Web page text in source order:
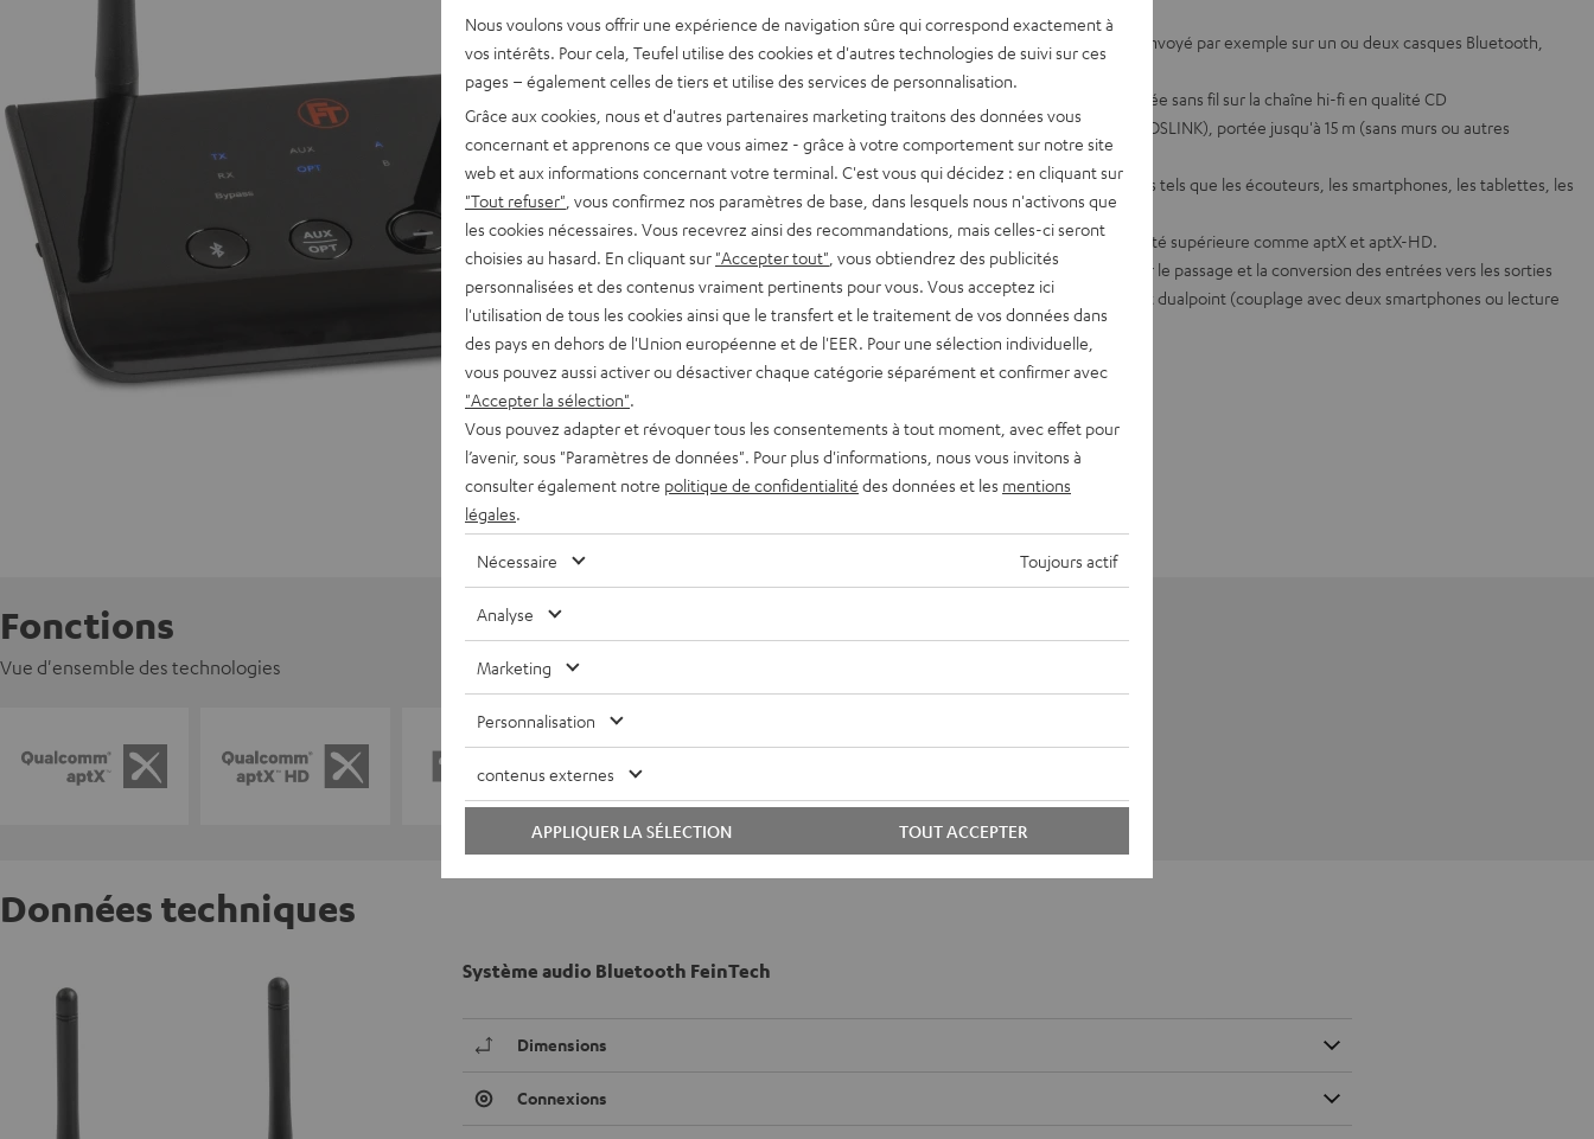
complets Bluetooth et barres de son Teufel
Le son de la télévision ou des jeux peut être envoyé par exemple sur un ou deux casques Bluetooth,
sans fil et en qualité CD
La musique d'un smartphone peut être envoyée sans fil sur la chaîne hi-fi en qualité CD
2 entrées et 2 sorties : jack 3,5 mm et SPDIF (TOSLINK), portée jusqu'à 15 m (sans murs ou autres
obstacles)
Supporte tous les appareils Bluetooth courants tels que les écouteurs, les smartphones, les tablettes, les
ordinateurs portables, etc.
Supporte également les codecs audio de qualité supérieure comme aptX et aptX-HD.
Transmission synchronisée, mode bypass pour le passage et la conversion des entrées vers les sorties
Prend en charge la fonctionnalité multipoint et dualpoint (couplage avec deux smartphones ou lecture
sur deux casques)
Fonctions
Vue d'ensemble des technologies
Données techniques
Système audio Bluetooth FeinTech
Dimensions
Connexions
Nous voulons vous offrir une expérience de navigation sûre qui correspond exactement à
vos intérêts. Pour cela, Teufel utilise des cookies et d'autres technologies de suivi sur ces
pages – également celles de tiers et utilise des services de personnalisation.
Grâce aux cookies, nous et d'autres partenaires marketing traitons des données vous
concernant et apprenons ce que vous aimez - grâce à votre comportement sur notre site
web et aux informations concernant votre terminal. C'est vous qui décidez : en cliquant sur
"Tout refuser" , vous confirmez nos paramètres de base, dans lesquels nous n'activons que
les cookies nécessaires. Vous recevrez ainsi des recommandations, mais celles-ci seront
choisies au hasard. En cliquant sur "Accepter tout" , vous obtiendrez des publicités
personnalisées et des contenus vraiment pertinents pour vous. Vous acceptez ici
l'utilisation de tous les cookies ainsi que le transfert et le traitement de vos données dans
des pays en dehors de l'Union européenne et de l'EER. Pour une sélection individuelle,
vous pouvez aussi activer ou désactiver chaque catégorie séparément et confirmer avec
"Accepter la sélection"
Vous pouvez adapter et révoquer tous les consentements à tout moment, avec effet pour
l’avenir, sous "Paramètres de données". Pour plus d'informations, nous vous invitons à
consulter également notre politique de confidentialité des données et les mentions
légales
Nécessaire Toujours actif
Analyse
Marketing
Personnalisation
contenus externes
TOUT ACCEPTER
APPLIQUER LA SÉLECTION